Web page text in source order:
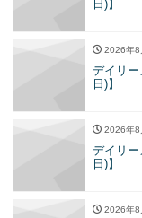
日)】
2026年8
デイリ
日)】
2026年8
デイリ
日)】
2026年8